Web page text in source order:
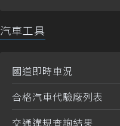
汽車工具
國道即時車況
合格汽車代驗廠列表
交通違規查詢結果